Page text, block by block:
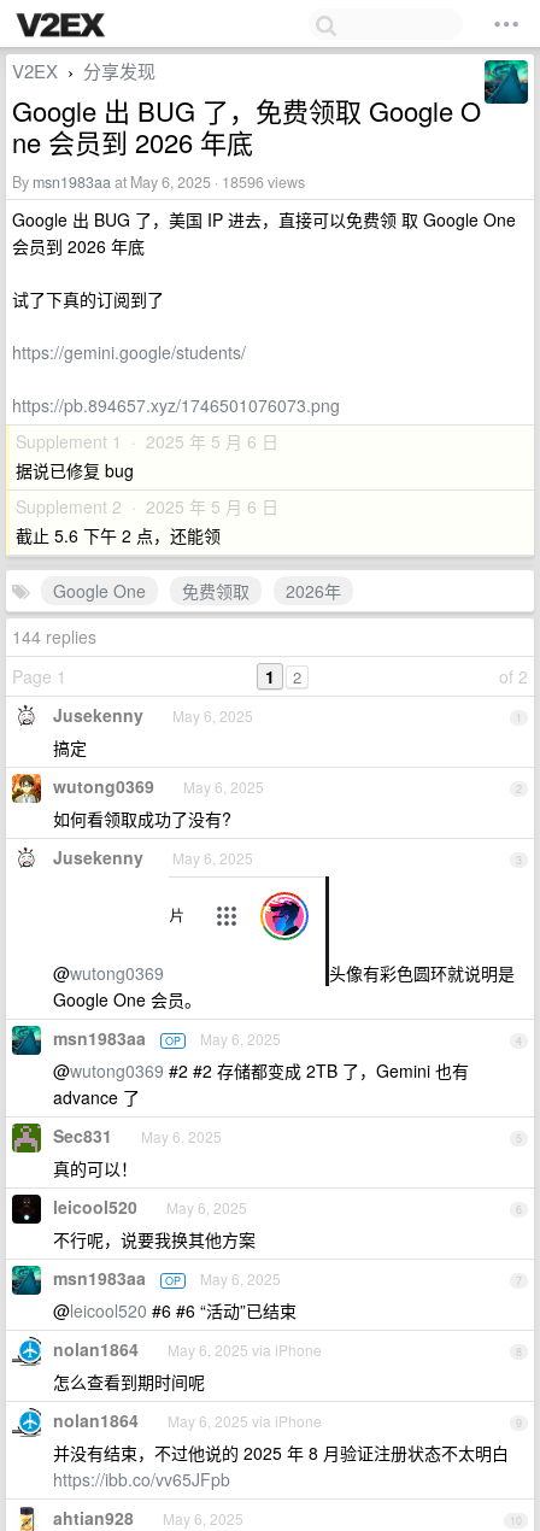
V2EX › 分享发现
Google 出 BUG 了，免费领取 Google O
ne 会员到 2026 年底
By msn1983aaat May 6, 2025 · 18596 views
Google 出 BUG 了，美国 IP 进去，直接可以免费领 取 Google One
会员到 2026 年底
试了下真的订阅到了
https://gemini.google/students/
https://pb.894657.xyz/1746501076073.png
Supplement 1 · 2025 年 5 月 6 日
据说已修复 bug
Supplement 2 · 2025 年 5 月 6 日
截止 5.6 下午 2 点，还能领
Google One 免费领取
2026年
144 replies
Page 1
of 2
1 2
1
Jusekenny May 6, 2025
搞定
2
wutong0369 May 6, 2025
如何看领取成功了没有?
3
Jusekenny May 6, 2025
@wutong0369
头像有彩色圆环就说明是
Google One 会员。
4
msn1983aa OP May 6, 2025
@wutong0369 #2 #2 存储都变成 2TB 了，Gemini 也有
advance 了
5
Sec831 May 6, 2025
真的可以！
6
leicool520 May 6, 2025
不行呢，说要我换其他方案
7
msn1983aa OP May 6, 2025
@leicool520 #6 #6 “活动”已结束
8
nolan1864 May 6, 2025 via iPhone
怎么查看到期时间呢
9
nolan1864 May 6, 2025 via iPhone
并没有结束，不过他说的 2025 年 8 月验证注册状态不太明白
https://ibb.co/vv65JFpb
10
ahtian928 May 6, 2025